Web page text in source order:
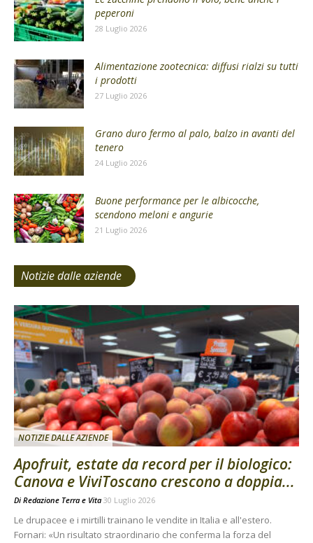
peperoni
28 Luglio 2026
Alimentazione zootecnica: diffusi rialzi su tutti
i prodotti
27 Luglio 2026
Grano duro fermo al palo, balzo in avanti del
tenero
24 Luglio 2026
Buone performance per le albicocche,
scendono meloni e angurie
21 Luglio 2026
Notizie dalle aziende
NOTIZIE DALLE AZIENDE
Apofruit, estate da record per il biologico:
Canova e ViviToscano crescono a doppia...
Di Redazione Terra e Vita 30 Luglio 2026
Le drupacee e i mirtilli trainano le vendite in Italia e all'estero.
Fornari: «Un risultato straordinario che conferma la forza del